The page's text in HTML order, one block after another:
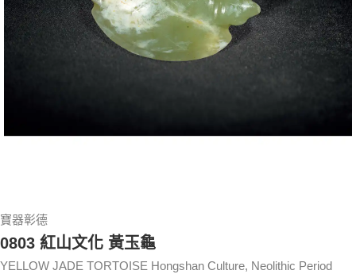
寶器彰德
0803 紅山文化 黃玉龜
YELLOW JADE TORTOISE Hongshan Culture, Neolithic Period